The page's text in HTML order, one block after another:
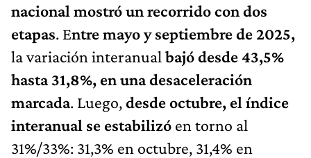
nacional mostró un recorrido con dos
etapas. Entre mayo y septiembre de 2025,
la variación interanual bajó desde 43,5%
hasta 31,8%, en una desaceleración
marcada. Luego,desde octubre, el índice
interanual se estabilizó en torno al
31%/33%: 31,3% en octubre, 31,4% en